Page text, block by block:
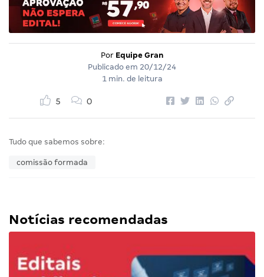
Por Equipe Gran
Publicado em 20/12/24
1 min. de leitura
5 0
Tudo que sabemos sobre:
comissão formada
Notícias recomendadas